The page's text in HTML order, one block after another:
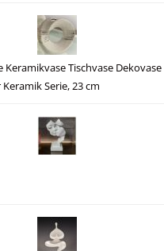
Keramikvase Tischvase
Serie, 23 cm